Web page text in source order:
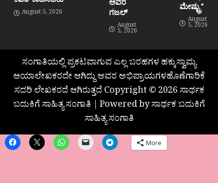
August 5, 2026
ಗಜಲ್
August
5, 2026
ಮೇಷ್ಟ್ರು”
August
5, 2026
ಸಂಗಾತಿಯಲ್ಲಿ ಪ್ರಕಟವಾಗುವ ಎಲ್ಲ ಬರಹಗಳ ಹಕ್ಕುಸ್ವಾಮ್ಯ
ಆಯಾಲೇಖಕರದೇ ಆಗಿದ್ದು ಅವರ ಅಭಿಪ್ರಾಯಗಳಹೊಣೆಗಾರಿಕೆ
ಸದರಿ ಲೇಖಕರದೆ ಆಗಿರುತ್ತದೆ Copyright © 2026 ಸಾರ್ಥಕ
ಬದುಕಿಗೆ ಸಾಹಿತ್ಯ ಸಂಗಾತಿ | Powered by ಸಾರ್ಥಕ ಬದುಕಿಗೆ
ಸಾಹಿತ್ಯ ಸಂಗಾತಿ
More